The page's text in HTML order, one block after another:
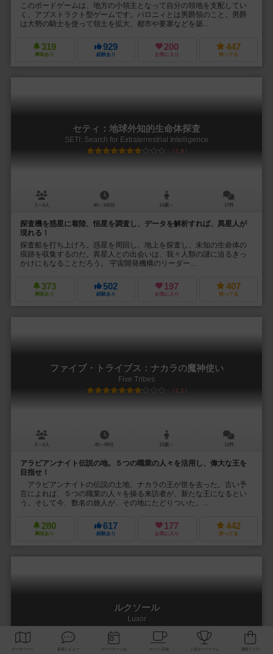
このボードゲームは、地方の小領主となって自分の領地を支配してい
く、アブストラクト型ゲームです。バロニィとは男爵領のこと。男爵
は大勢の騎士を使って領土を拡大、都市や要塞などを築...
319
興味あり
929
経験あり
200
お気に入り
447
持ってる
セティ：地球外知的生命体探査
SETI: Search for Extraterrestrial Intelligence
7.8
1～4人 40～160分 14歳～ 17件
探査機を惑星に着陸、恒星を調査し、データを解析すれば、異星人が
現れる！
探査船を打ち上げろ。惑星を周回し、地上を探査し、未知の生命体の
痕跡を収集するのだ。異星人との出会いは、我々人類の謎に迫るきっ
かけにもなることだろう。 宇宙開発機構のリーダー...
373
興味あり
502
経験あり
197
お気に入り
407
持ってる
ファイブ・トライブス：ナカラの魔神使い
Five Tribes
7.1
2～4人 40～80分 13歳～ 13件
アラビアンナイト伝説の地。５つの職業の人々を活用し、偉大な王を
目指せ！
アラビアンナイトの伝説の土地、ナカラの王が世を去った。古い予
言によれば、５つの職業の人々を操る来訪者が、新たな王になるとい
う。そして今、数名の旅人が、その地にたどりついた。...
280
興味あり
617
経験あり
177
お気に入り
442
持ってる
ルクソール
Luxor